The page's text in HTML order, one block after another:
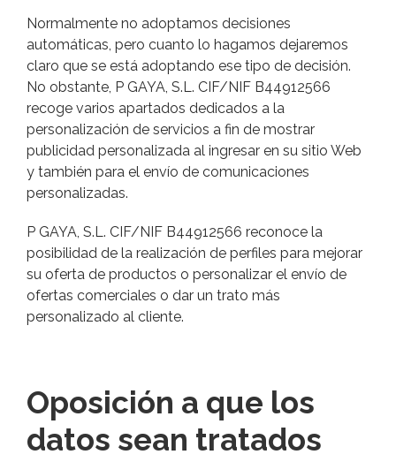
Normalmente no adoptamos decisiones
automáticas, pero cuanto lo hagamos dejaremos
claro que se está adoptando ese tipo de decisión.
No obstante, P GAYA, S.L. CIF/NIF B44912566
recoge varios apartados dedicados a la
personalización de servicios a fin de mostrar
publicidad personalizada al ingresar en su sitio Web
y también para el envío de comunicaciones
personalizadas.
P GAYA, S.L. CIF/NIF B44912566 reconoce la
posibilidad de la realización de perfiles para mejorar
su oferta de productos o personalizar el envío de
ofertas comerciales o dar un trato más
personalizado al cliente.
Oposición a que los
datos sean tratados